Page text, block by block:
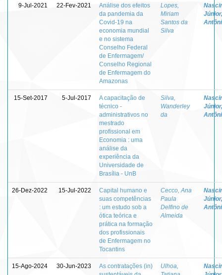
9-Jul-2021 22-Fev-2021
Análise dos efeitos
da pandemia da
Covid-19 na
economia mundial
e no sistema
Conselho Federal
de Enfermagem/
Conselho Regional
de Enfermagem do
Amazonas
Lopes,
Miriam
Santos da
Silva
Júnior,
15-Set-2017 5-Jul-2017
A capacitação de
técnico -
administrativos no
mestrado
profissional em
Economia : uma
análise da
experiência da
Universidade de
Brasília - UnB
Silva,
Wanderley
da
Júnior,
26-Dez-2022 15-Jul-2022
Capital humano e
suas competências
: um estudo sob a
ótica teórica e
prática na formação
dos profissionais
de Enfermagem no
Tocantins
Cecco, Ana
Paula
Delfino de
Almeida
Júnior,
15-Ago-2024 30-Jun-2023
As contratações (in)
Ulhoa,